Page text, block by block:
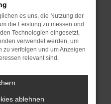
neuesten Stand
nicht nur ein
kann auch dazu
Funktionen nicht mehr
Schritte versucht
Wir werden
es uns, die Nutzung der
die Leistung zu messen und
Technologien eingesetzt,
verwendet werden, um
zu verfolgen und um Anzeigen
relevant sind.
ablehnen